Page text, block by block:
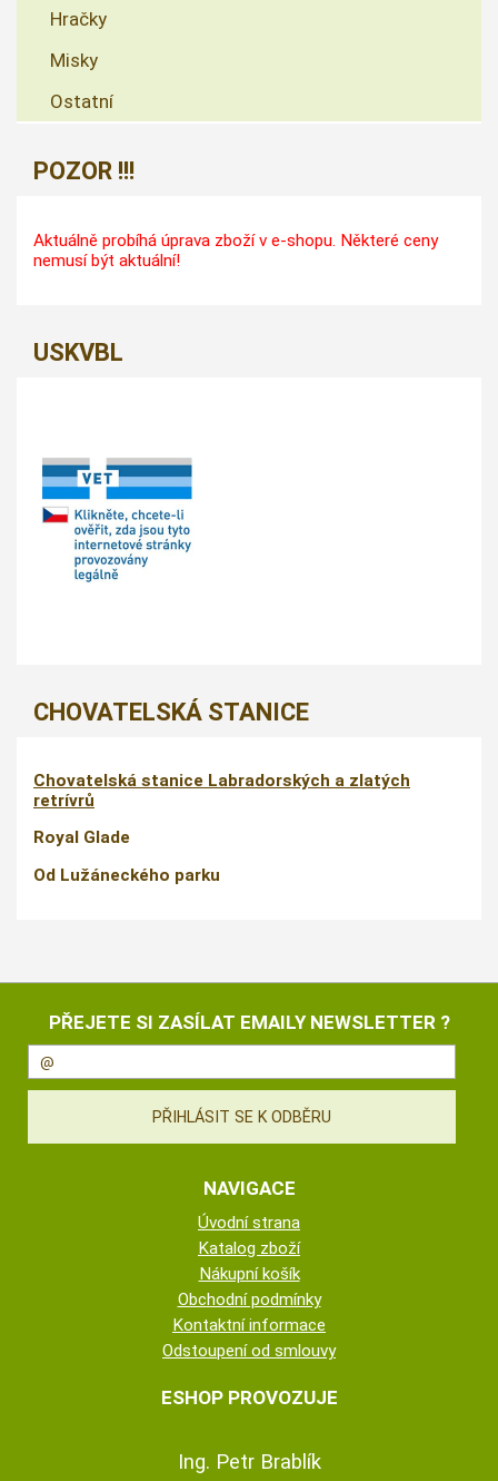
Hračky
Misky
Ostatní
POZOR !!!
Aktuálně probíhá úprava zboží v e-shopu. Některé ceny
nemusí být aktuální!
USKVBL
CHOVATELSKÁ STANICE
Chovatelská stanice Labradorských a zlatých
retrívrů
Royal Glade
Od Lužáneckého parku
PŘEJETE SI ZASÍLAT EMAILY NEWSLETTER ?
NAVIGACE
Úvodní strana
Katalog zboží
Nákupní košík
Obchodní podmínky
Kontaktní informace
Odstoupení od smlouvy
ESHOP PROVOZUJE
Ing. Petr Brablík